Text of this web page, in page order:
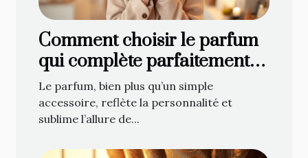
Comment choisir le parfum
qui complète parfaitement
votre style ?
Le parfum, bien plus qu’un simple
accessoire, reflète la personnalité et
sublime l’allure de...